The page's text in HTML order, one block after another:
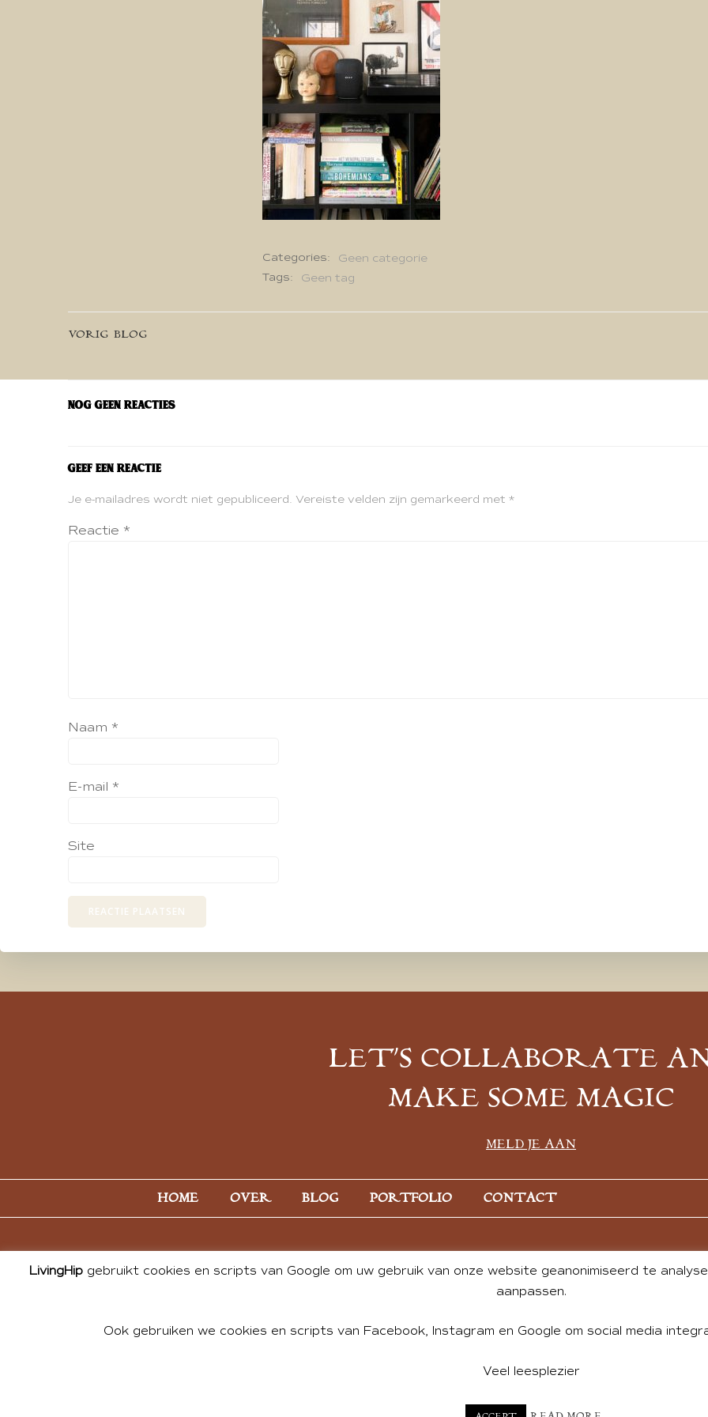
Categories:
Geen categorie
Tags:
Geen tag
Bericht
navigatie
VORIG BLOG
Nog geen reacties
Geef een reactie
Je e-mailadres wordt niet gepubliceerd. Vereiste velden zijn gemarkeerd met *
Reactie *
Naam *
E-mail *
Site
LET’S COLLABORATE
MAKE SOME MAGIC
MELD JE AAN
HOME OVER BLOG PORTFOLIO CONTACT
© 2026 ALL PHOTOS & CONTENT BY ANDREA DE GROOT. WEBSITE DESIGN BY
LivingHip gebruikt cookies en scripts van Google om uw gebruik van onze website geanonimiseerd te
aanpassen.
Ook gebruiken we cookies en scripts van Facebook, Instagram en Google om social media
Veel leesplezier